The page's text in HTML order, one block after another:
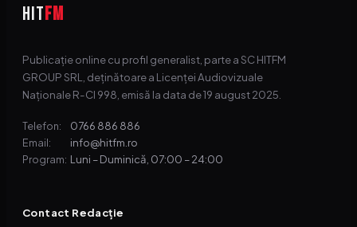
HITFM
Publicație online cu profil generalist, parte a SC HITFM
GROUP SRL, deținătoare a Licenței Audiovizuale
Naționale R-CI 998, emisă la data de 19 august 2025.
Telefon: 0766 886 886
Email: info@hitfm.ro
Program: Luni – Duminică, 07:00 – 24:00
Contact Redacție